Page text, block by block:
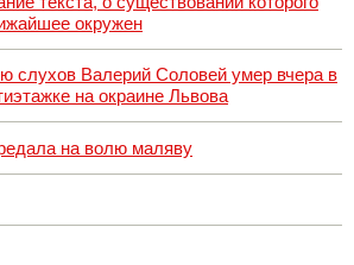
окружен
слухов Валерий Соловей умер вчера в
на окраине Львова
на волю маляву